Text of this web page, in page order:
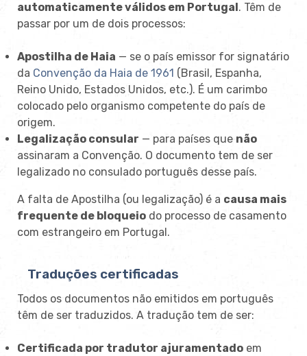
automaticamente válidos em Portugal . Têm de
passar por um de dois processos:
Apostilha de Haia — se o país emissor for signatário
da Convenção da Haia de 1961 (Brasil, Espanha,
Reino Unido, Estados Unidos, etc.). É um carimbo
colocado pelo organismo competente do país de
origem.
Legalização consular — para países que não
assinaram a Convenção. O documento tem de ser
legalizado no consulado português desse país.
A falta de Apostilha (ou legalização) é a causa mais
frequente de bloqueio do processo de casamento
com estrangeiro em Portugal.
Traduções certificadas
Todos os documentos não emitidos em português
têm de ser traduzidos. A tradução tem de ser:
Certificada por tradutor ajuramentado em